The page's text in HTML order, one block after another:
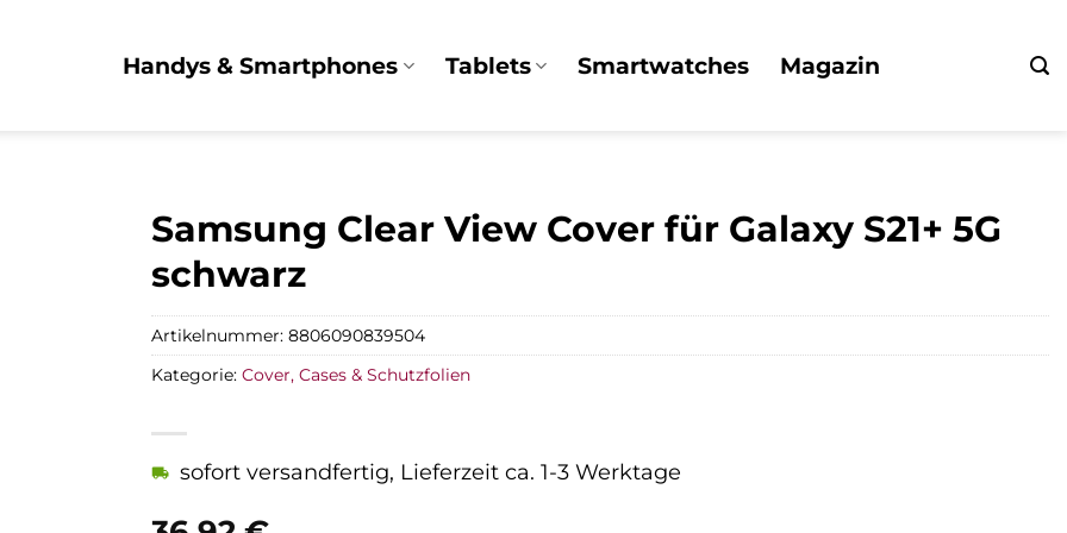
Handys & Smartphones Tablets Smartwatches Magazin
Samsung Clear View Cover für Galaxy S21+ 5G
schwarz
sofort versandfertig, Lieferzeit ca. 1-3 Werktage
Artikelnummer: 8806090839504
Kategorie: Cover, Cases & Schutzfolien